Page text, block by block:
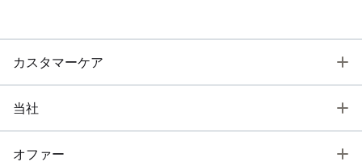
カスタマーケア
当社
オファー